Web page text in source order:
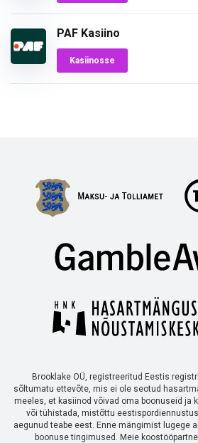
PAF Kasiino
Kasiinosse
Brooklake OÜ, registreeritud Eestis
sõltumatu ettevõte, mis ei ole seotud
meeles, et kasiinod võivad oma boonuseid ja
või tühistada, mistõttu
aegunud teabe eest. Enne mängimist lugege
boonuse tingimused. Meie